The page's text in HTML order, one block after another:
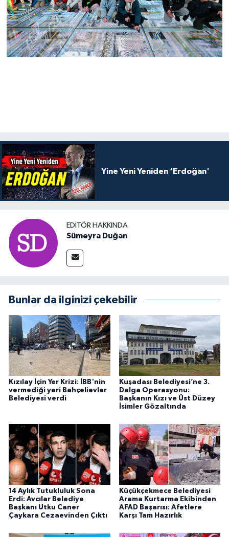
Yine Yeni Yeniden ‘Erdoğan'
EDITÖR HAKKINDA
Sümeyra Duğan
Bunlar da ilginizi çekebilir
Kızılay İçin Yer Krizi: İBB'nin
vermediği yeri Bahçelievler
Belediyesi verdi
Kuşadası Belediyesi’ne 3.
Dalga Operasyonu:
Başkanın Kızı ve Üst Düzey
İsimler Gözaltında
14 Aylık Tutukluluk Sona
Erdi: Avcılar Belediye
Başkanı Utku Caner
Çaykara Cezaevinden Çıktı
Küçükçekmece Belediyesi
Arama Kurtarma Ekibinden
AFAD Başarısı: Afetlere
Karşı Tam Hazırlık